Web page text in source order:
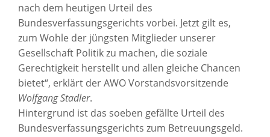
nach dem heutigen Urteil des
Bundesverfassungsgerichts vorbei. Jetzt gilt es,
zum Wohle der jüngsten Mitglieder unserer
Gesellschaft Politik zu machen, die soziale
Gerechtigkeit herstellt und allen gleiche Chancen
bietet“, erklärt der AWO Vorstandsvorsitzende
Wolfgang Stadler.
Hintergrund ist das soeben gefällte Urteil des
Bundesverfassungsgerichts zum Betreuungsgeld.